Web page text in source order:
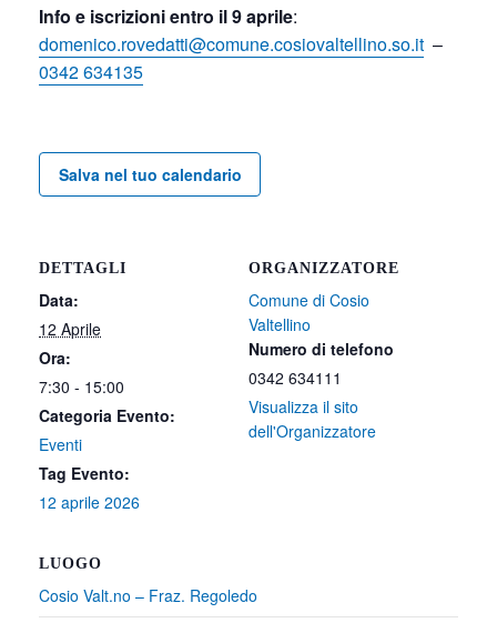
Info e iscrizioni entro il 9 aprile:
domenico.rovedatti@comune.cosiovaltellino.so.it –
0342 634135
Salva nel tuo calendario
DETTAGLI
Data:
12 Aprile
Ora:
7:30 - 15:00
Categoria Evento:
Eventi
Tag Evento:
12 aprile 2026
ORGANIZZATORE
Comune di Cosio
Valtellino
Numero di telefono
0342 634111
Visualizza il sito
dell'Organizzatore
LUOGO
Cosio Valt.no – Fraz. Regoledo